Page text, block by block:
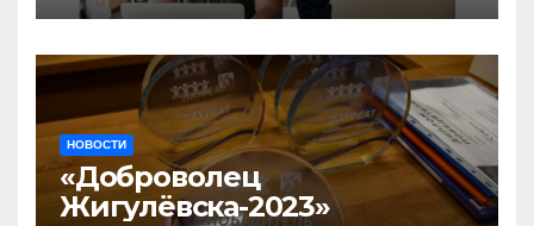
предприниматель»
НОВОСТИ
«Доброволец
Жигулёвска-2023»